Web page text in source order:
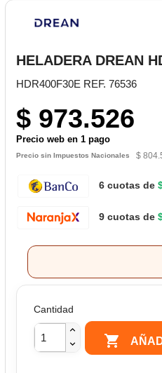
HELADERA DREAN
HDR400F30E REF. 76536
$ 973.526
Precio web en 1 pago
Precio sin Impuestos Nacionales $
6 cuotas de
9 cuotas de
Cantidad
